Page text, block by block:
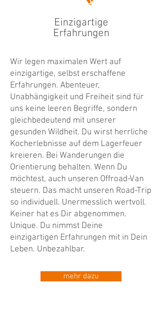
Einzigartige
Erfahrungen
Wir legen maximalen Wert auf
einzigartige, selbst erschaffene
Erfahrungen. Abenteuer,
Unabhängigkeit und Freiheit sind für
uns keine leeren Begriffe, sondern
gleichbedeutend mit unserer
gesunden Wildheit. Du wirst herrliche
Kocherlebnisse auf dem Lagerfeuer
kreieren. Bei Wanderungen die
Orientierung behalten. Wenn Du
möchtest, auch unseren Offroad-Van
steuern. Das macht unseren Road-Trip
so individuell. Unermesslich wertvoll.
Keiner hat es Dir abgenommen.
Unique. Du nimmst Deine
einzigartigen Erfahrungen mit in Dein
Leben. Unbezahlbar.
mehr dazu